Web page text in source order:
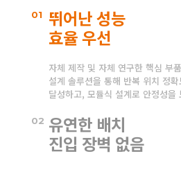
01
뛰어난 성능
효율 우선
자체 제작 및 자체 연구한 핵심 부
설계 솔루션을 통해 반복 위치 정
달성하고, 모듈식 설계로 안정성을
02 유연한 배치
진입 장벽 없음